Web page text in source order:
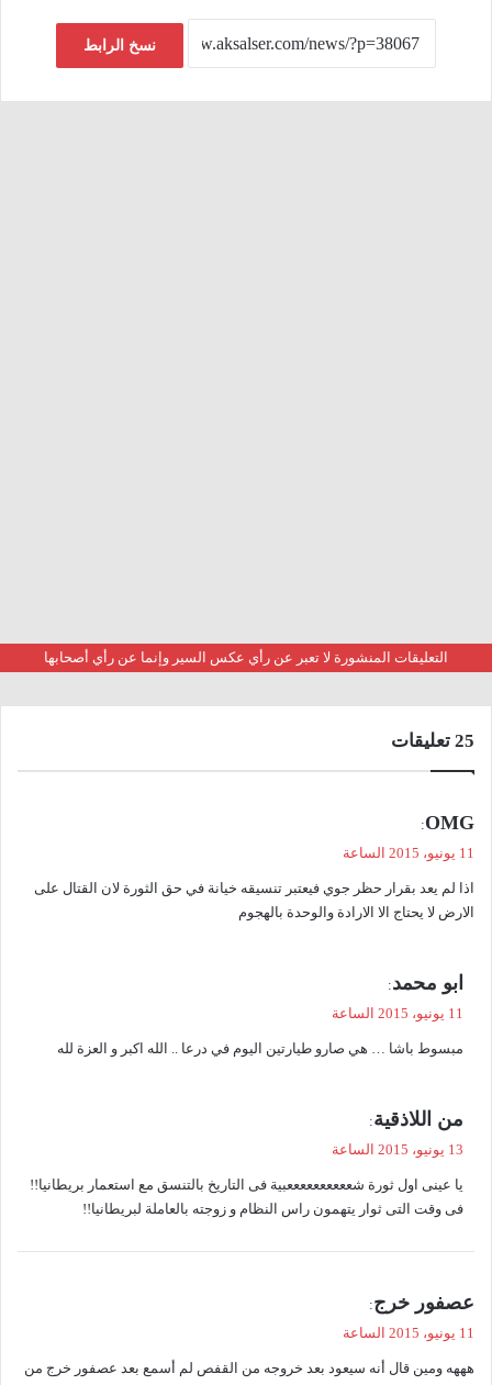
نسخ الرابط
التعليقات المنشورة لا تعبر عن رأي عكس السير وإنما عن رأي أصحابها
‫25 تعليقات
ي
ل
OMG
:
11 يونيو، 2015 الساعة
اذا لم يعد بقرار حظر جوي فيعتبر تنسيقه خيانة في حق الثورة لان القتال على
الارض لا يحتاج الا الارادة والوحدة بالهجوم
ي
ل
ابو محمد:
11 يونيو، 2015 الساعة
مبسوط باشا … هي صارو طيارتين اليوم في درعا .. الله اكبر و العزة لله
ل
من اللاذقیة:
13 يونيو، 2015 الساعة
یا عینی اول ثورة شععععععععععبیة فی التاریخ بالتنسق مع استعمار بریطانیا!!
فی وقت التی ثوار یتهمون راس النظام و زوجته بالعاملة لبریطانیا!!
ي
ل
عصفور خرج:
11 يونيو، 2015 الساعة
هههه ومين قال أنه سيعود بعد خروجه من القفص لم أسمع بعد عصفور خرج من